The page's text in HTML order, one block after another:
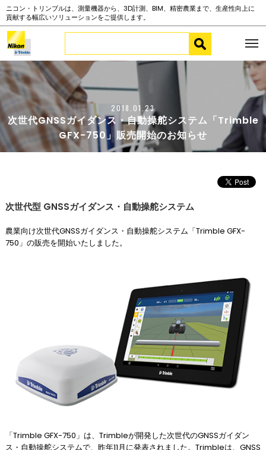
ニコン・トリンブルは、測量機器から、3D計測、BIM、精密農業まで、生産性向上に
貢献する幅広いソリューションをご提供します。
2018.01.23
次世代GNSSガイダンス・自動操舵システム「Trimble
GFX-750」販売開始のお知らせ
次世代型 GNSSガイダンス・自動操舵システム
農業向け次世代GNSSガイダンス・自動操舵システム「Trimble GFX-
750」の販売を開始いたしました。
「Trimble GFX-750」は、Trimbleが開発した次世代のGNSSガイダン
ス・自動操舵システムで、昨年11月に発表されました。Trimbleは、GNSS